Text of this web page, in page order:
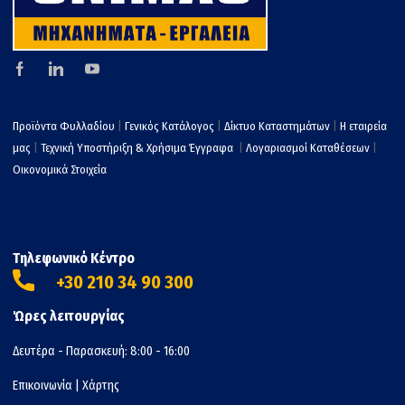
Προϊόντα Φυλλαδίου Γενικός Κατάλογος Δίκτυο Καταστημάτων
Η εταιρεία
μας
Τεχνική Υποστήριξη & Χρήσιμα Έγγραφα Λογαριασμοί Καταθέσεων
Οικονομικά Στοιχεία
Τηλεφωνικό Κέντρο
+30 210 34 90 300
Ώρες λειτουργίας
Δευτέρα - Παρασκευή: 8:00 - 16:00
Επικοινωνία Χάρτης